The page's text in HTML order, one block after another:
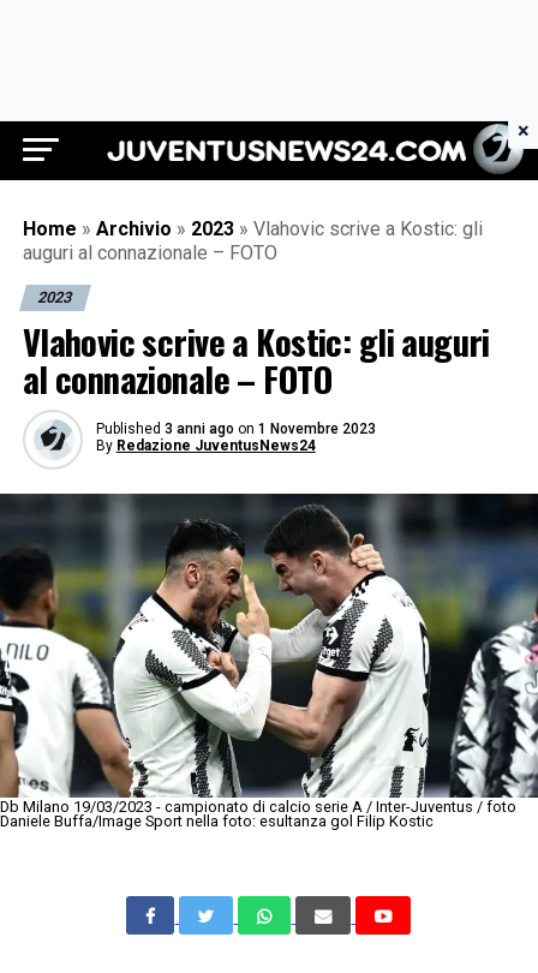
Juventus News 24
Home » Archivio » 2023 » Vlahovic scrive a Kostic: gli
auguri al connazionale – FOTO
2023
Vlahovic scrive a Kostic: gli auguri
al connazionale – FOTO
Published 3 anni ago on 1 Novembre 2023
By Redazione JuventusNews24
Db Milano 19/03/2023 - campionato di calcio serie A / Inter-Juventus / foto
Daniele Buffa/Image Sport nella foto: esultanza gol Filip Kostic
×